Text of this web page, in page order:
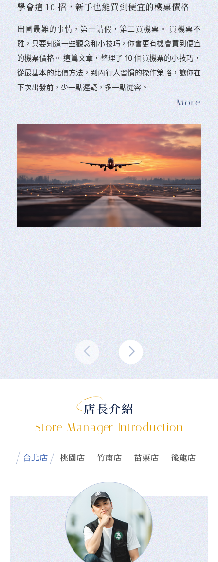
學會這 10 招，新手也能買到便宜的機票價格
󠀠出國最難的事情，第一請假，第二買機票。 󠀠買機票不
難，只要知道一些觀念和小技巧，你會更有機會買到便宜
的機票價格。 這篇文章，整理了 10 個買機票的小技巧，
從最基本的比價方法，到內行人習慣的操作策略，讓你在
下次出發前，少一點遲疑，多一點從容。
店長介紹
Store Manager Introduction
台北店 桃園店 竹南店 苗栗店 後龍店